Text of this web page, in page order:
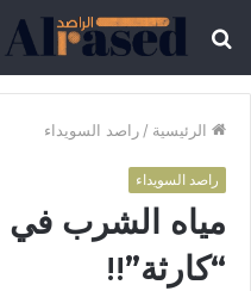
الرئيسية / راصد السويداء
راصد السويداء
مياه الشرب في
“كارثة”!!